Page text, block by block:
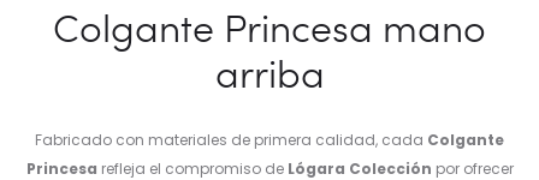
Colgante Princesa mano
arriba
Fabricado con materiales de primera calidad, cada Colgante
Princesa refleja el compromiso de Lógara Colección por ofrecer